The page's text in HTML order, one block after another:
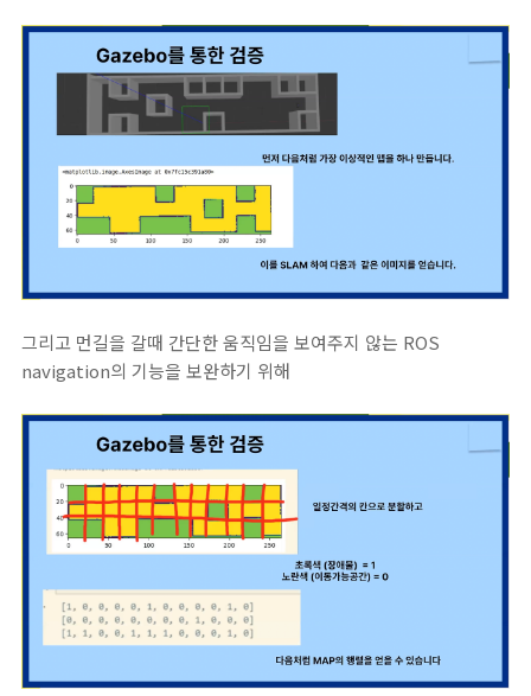
그리고 먼길을 갈때 간단한 움직임을 보여주지 않는 ROS
navigation의 기능을 보완하기 위해